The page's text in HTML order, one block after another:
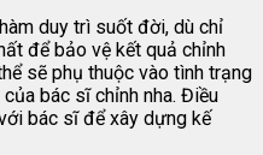
duy trì suốt đời, dù chỉ
để bảo vệ kết quả chỉnh
sẽ phụ thuộc vào tình trạng
bác sĩ chỉnh nha. Điều
bác sĩ để xây dựng kế